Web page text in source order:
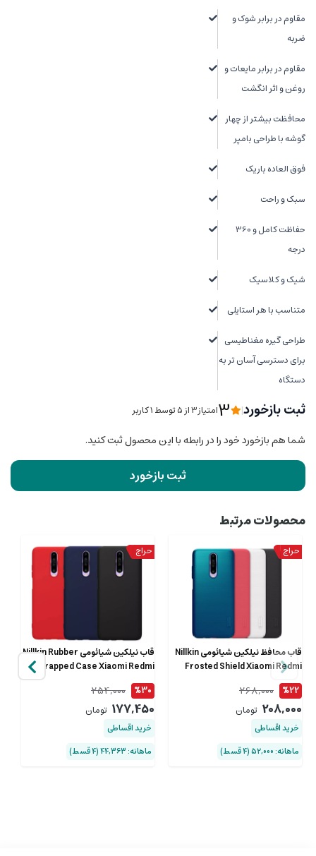
مقاوم در برابر شوک و
ضربه
مقاوم در برابر مایعات و
روغن و اثر انگشت
محافظت بیشتر از چهار
گوشه با طراحی بامپر
فوق العاده باریک
سبک و راحت
حفاظت کامل و 360
درجه
شیک و کلاسیک
متناسب با هر استایلی
طراحی گیره مغناطیسی
برای دسترسی آسان تر به
دستگاه
ثبت بازخورد|
3امتیاز3 از ۵ توسط 1 کاربر
شما هم بازخورد خود را در رابطه با این محصول ثبت کنید.
ثبت بازخورد
محصولات مرتبط
قاب محافظ نیلکین شیائومی Nillkin
Frosted Shield Xiaomi Redmi
K30/K30 5G
%22
268,000
208,000 تومان
خرید اقساطی
ماهانه: 52,000 (۴ قسط)
قاب نیلکین شیائومی Nillkin Rubber
Wrapped Case Xiaomi Redmi
K30/K30 5G
%30
254,000
177,450 تومان
خرید اقساطی
ماهانه: 44,363 (۴ قسط)